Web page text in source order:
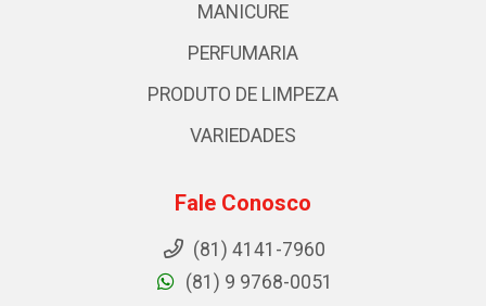
MANICURE
PERFUMARIA
PRODUTO DE LIMPEZA
VARIEDADES
Fale Conosco
(81) 4141-7960
(81) 9 9768-0051